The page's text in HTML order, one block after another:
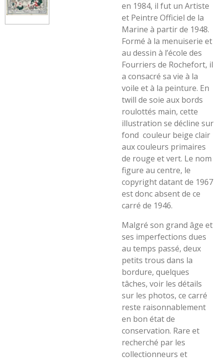
en 1984, il fut un Artiste
et Peintre Officiel de la
Marine à partir de 1948.
Formé à la menuiserie et
au dessin à l’école des
Fourriers de Rochefort, il
a consacré sa vie à la
voile et à la peinture. En
twill de soie aux bords
roulottés main, cette
illustration se décline sur
fond couleur beige clair
aux couleurs primaires
de rouge et vert. Le nom
figure au centre, le
copyright datant de 1967
est donc absent de ce
carré de 1946.
Malgré son grand âge et
ses imperfections dues
au temps passé, deux
petits trous dans la
bordure, quelques
tâches, voir les détails
sur les photos, ce carré
reste raisonnablement
en bon état de
conservation. Rare et
recherché par les
collectionneurs et